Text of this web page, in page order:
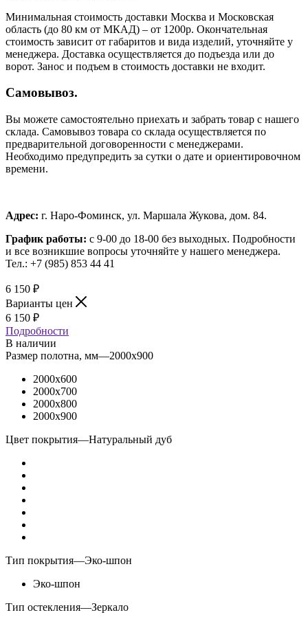
Минимальная стоимость доставки Москва и Московская
область (до 80 км от МКАД) – от 1200р. Окончательная
стоимость зависит от габаритов и вида изделий, уточняйте у
менеджера. Доставка осуществляется до подъезда или до
ворот. Занос и подъем в стоимость доставки не входит.
Самовывоз.
Вы можете самостоятельно приехать и забрать товар с нашего
склада. Самовывоз товара со склада осуществляется по
предварительной договоренности с менеджерами.
Необходимо предупредить за сутки о дате и ориентировочном
времени.
Адрес: г. Наро-Фоминск, ул. Маршала Жукова, дом. 84.
График работы: с 9-00 до 18-00 без выходных. Подробности
и все возникшие вопросы уточняйте у нашего менеджера.
Тел.: +7 (985) 853 44 41
6 150 ₽
Варианты цен
6 150 ₽
Подробности
В наличии
Размер полотна, мм—2000x900
2000x600
2000x700
2000x800
2000x900
Цвет покрытия—Натуральный дуб
Тип покрытия—Эко-шпон
Эко-шпон
Тип остекления—Зеркало